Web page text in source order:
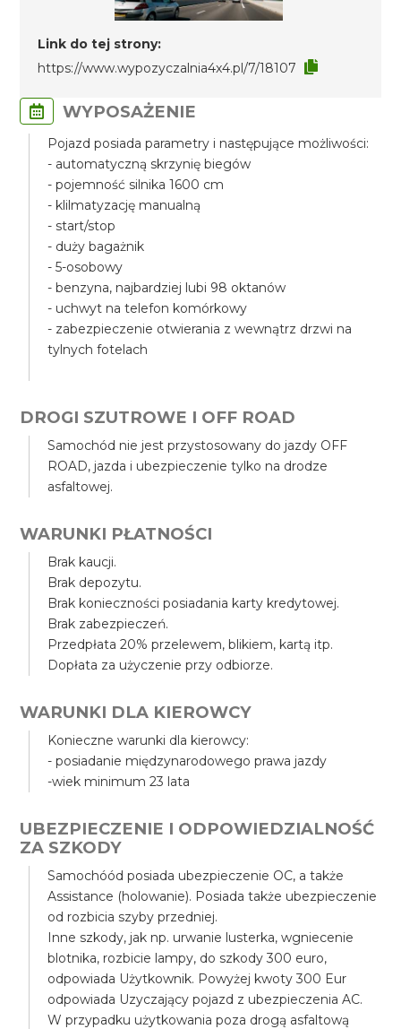
Link do tej strony:
https://www.wypozyczalnia4x4.pl/7/18107
WYPOSAŻENIE
Pojazd posiada parametry i następujące możliwości:
- automatyczną skrzynię biegów
- pojemność silnika 1600 cm
- klilmatyzację manualną
- start/stop
- duży bagażnik
- 5-osobowy
- benzyna, najbardziej lubi 98 oktanów
- uchwyt na telefon komórkowy
- zabezpieczenie otwierania z wewnątrz drzwi na
tylnych fotelach
DROGI SZUTROWE I OFF ROAD
Samochód nie jest przystosowany do jazdy OFF
ROAD, jazda i ubezpieczenie tylko na drodze
asfaltowej.
WARUNKI PŁATNOŚCI
Brak kaucji.
Brak depozytu.
Brak konieczności posiadania karty kredytowej.
Brak zabezpieczeń.
Przedpłata 20% przelewem, blikiem, kartą itp.
Dopłata za użyczenie przy odbiorze.
WARUNKI DLA KIEROWCY
Konieczne warunki dla kierowcy:
- posiadanie międzynarodowego prawa jazdy
-wiek minimum 23 lata
UBEZPIECZENIE I ODPOWIEDZIALNOŚĆ
ZA SZKODY
Samochóód posiada ubezpieczenie OC, a także
Assistance (holowanie). Posiada także ubezpieczenie
od rozbicia szyby przedniej.
Inne szkody, jak np. urwanie lusterka, wgniecenie
blotnika, rozbicie lampy, do szkody 300 euro,
odpowiada Użytkownik. Powyżej kwoty 300 Eur
odpowiada Uzyczający pojazd z ubezpieczenia AC.
W przypadku użytkowania poza drogą asfaltową